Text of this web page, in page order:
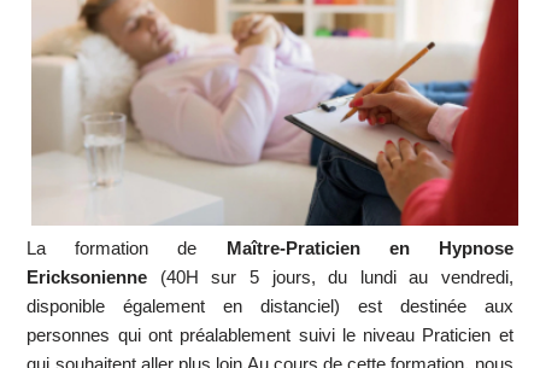
La formation de Maître-Praticien en Hypnose
Ericksonienne (40H sur 5 jours, du lundi au vendredi,
disponible également en distanciel) est destinée aux
personnes qui ont préalablement suivi le niveau Praticien et
qui souhaitent aller plus loin.Au cours de cette formation, nous